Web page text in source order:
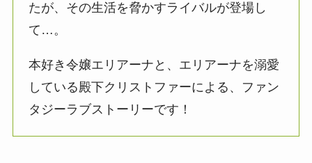
たが、その生活を脅かすライバルが登場し
て…。
本好き令嬢エリアーナと、エリアーナを溺愛
している殿下クリストファーによる、ファン
タジーラブストーリーです！